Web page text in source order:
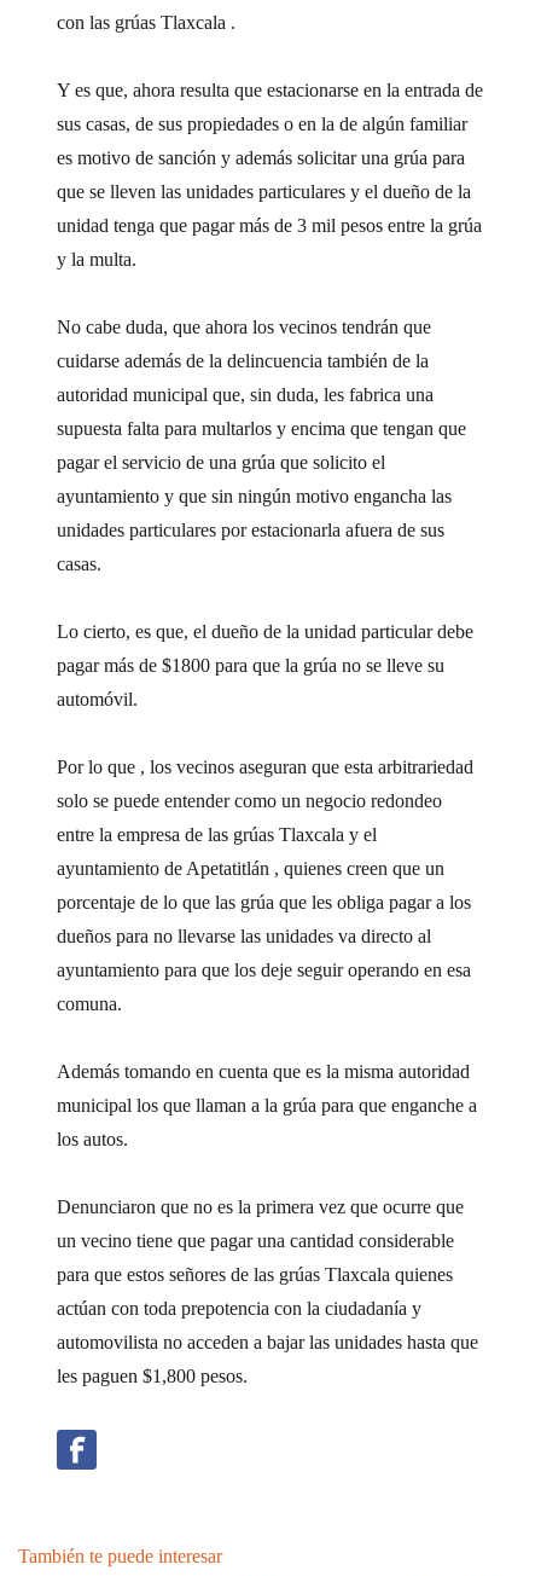
con las grúas Tlaxcala .
Y es que, ahora resulta que estacionarse en la entrada de
sus casas, de sus propiedades o en la de algún familiar
es motivo de sanción y además solicitar una grúa para
que se lleven las unidades particulares y el dueño de la
unidad tenga que pagar más de 3 mil pesos entre la grúa
y la multa.
No cabe duda, que ahora los vecinos tendrán que
cuidarse además de la delincuencia también de la
autoridad municipal que, sin duda, les fabrica una
supuesta falta para multarlos y encima que tengan que
pagar el servicio de una grúa que solicito el
ayuntamiento y que sin ningún motivo engancha las
unidades particulares por estacionarla afuera de sus
casas.
Lo cierto, es que, el dueño de la unidad particular debe
pagar más de $1800 para que la grúa no se lleve su
automóvil.
Por lo que , los vecinos aseguran que esta arbitrariedad
solo se puede entender como un negocio redondeo
entre la empresa de las grúas Tlaxcala y el
ayuntamiento de Apetatitlán , quienes creen que un
porcentaje de lo que las grúa que les obliga pagar a los
dueños para no llevarse las unidades va directo al
ayuntamiento para que los deje seguir operando en esa
comuna.
Además tomando en cuenta que es la misma autoridad
municipal los que llaman a la grúa para que enganche a
los autos.
Denunciaron que no es la primera vez que ocurre que
un vecino tiene que pagar una cantidad considerable
para que estos señores de las grúas Tlaxcala quienes
actúan con toda prepotencia con la ciudadanía y
automovilista no acceden a bajar las unidades hasta que
les paguen $1,800 pesos.
También te puede interesar